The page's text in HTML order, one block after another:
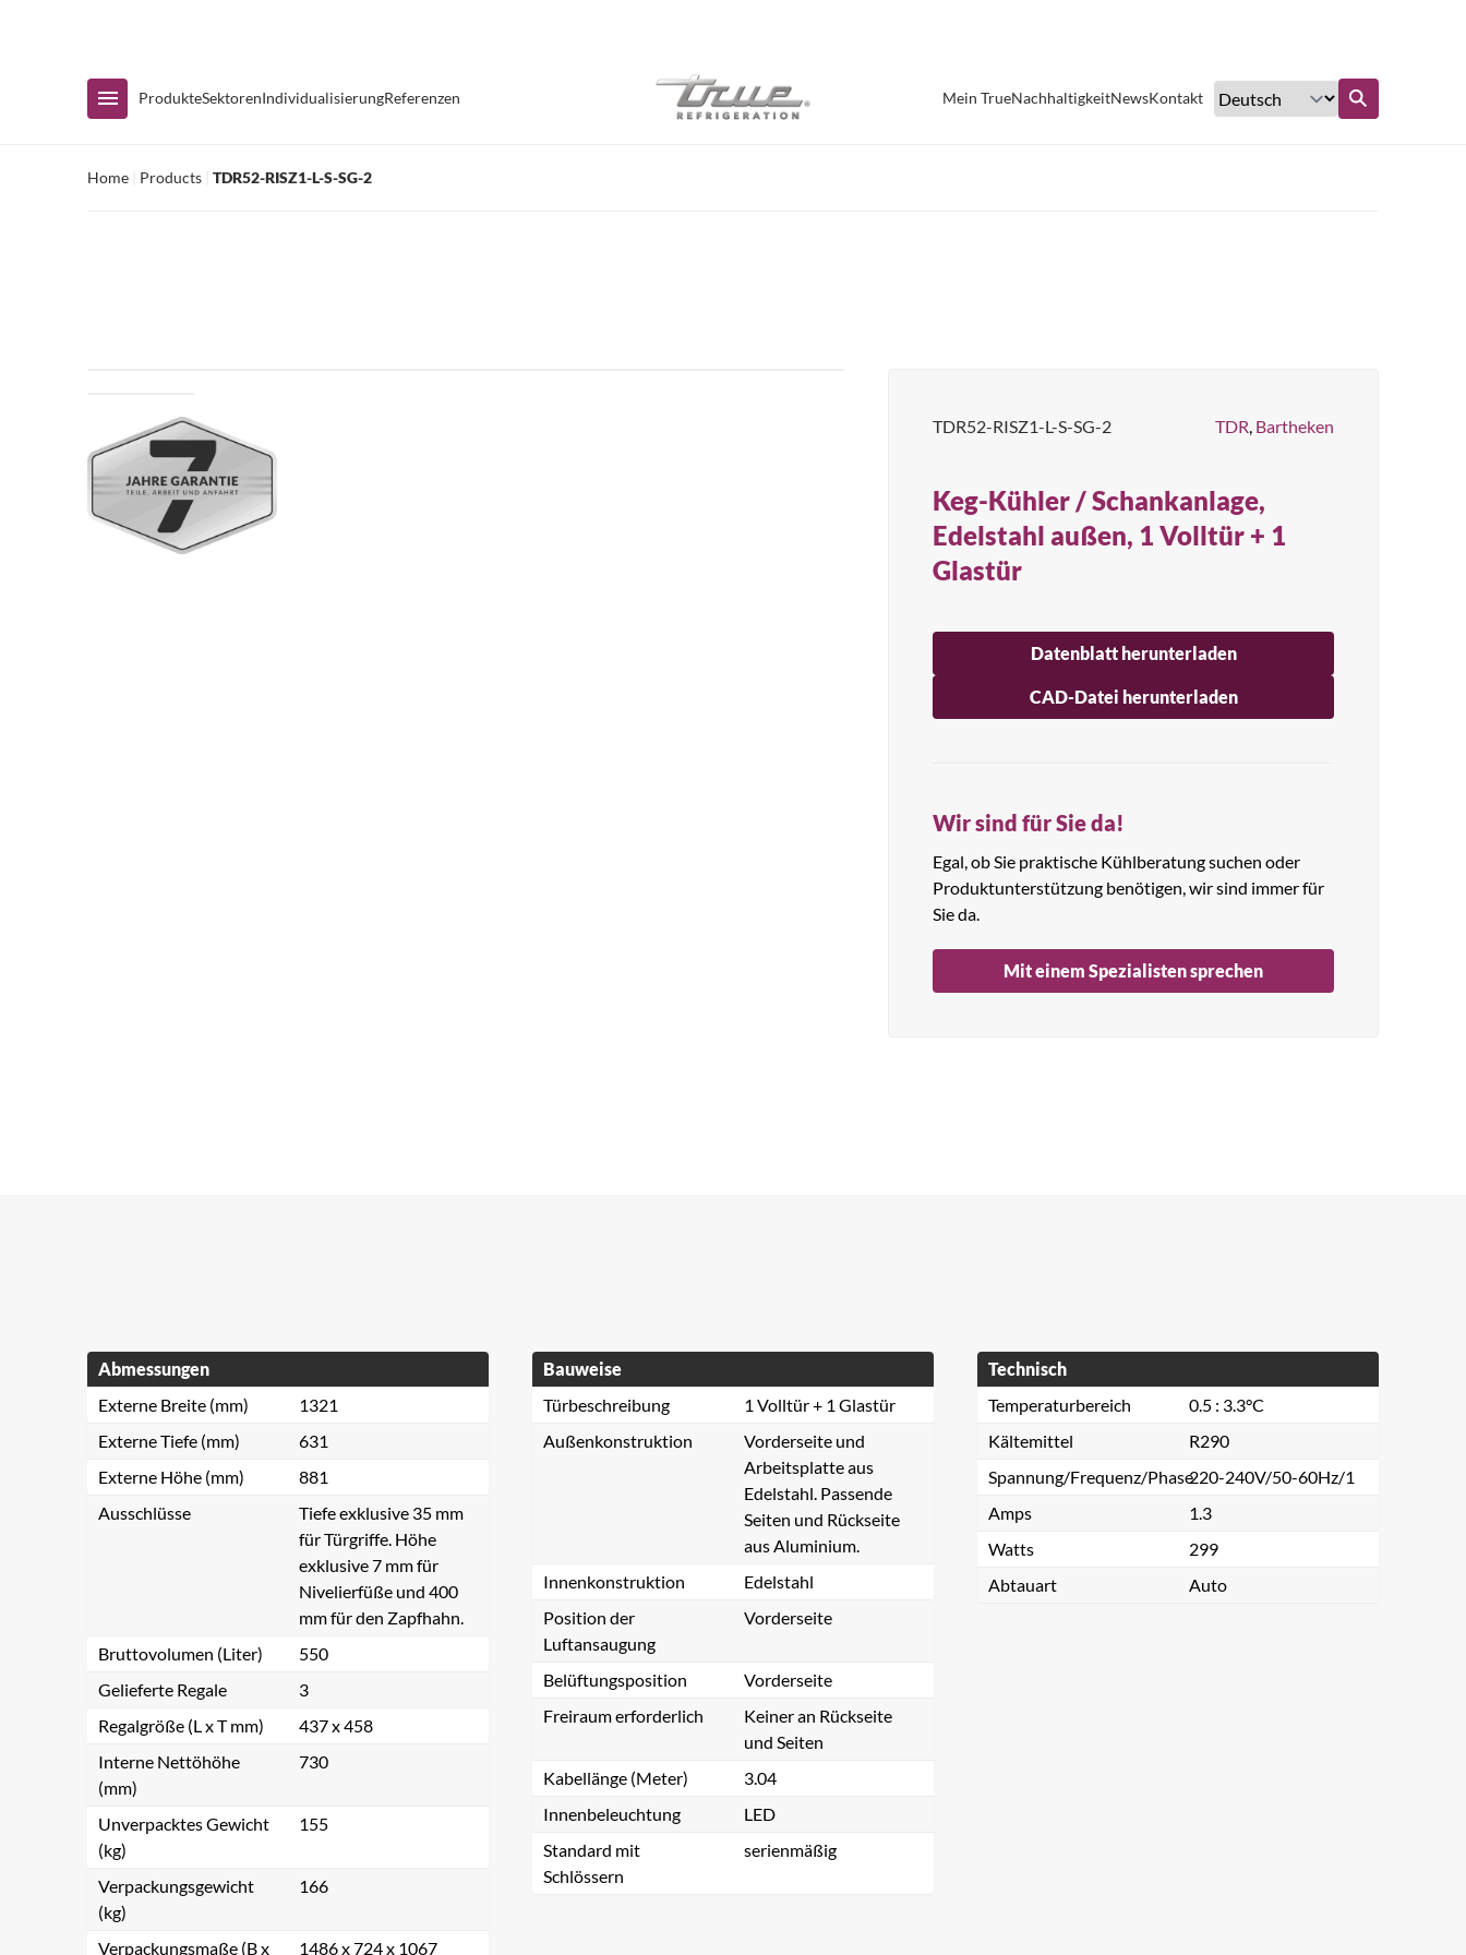
Produkte
Zubereitungstische
Standgeräte Gastronorm
SektorenIndividualisierungReferenzen Mein TrueNachhaltigkeitNewsKontakt
Home Products TDR52-RISZ1-L-S-SG-2
TDR52-RISZ1-L-S-SG-2 TDR, Bartheken
Keg-Kühler / Schankanlage,
Edelstahl außen, 1 Volltür + 1
Glastür
Datenblatt herunterladen
CAD-Datei herunterladen
Wir sind für Sie da!
Egal, ob Sie praktische Kühlberatung suchen oder
Produktunterstützung benötigen, wir sind immer für
Sie da.
Mit einem Spezialisten sprechen
Abmessungen
Externe Breite (mm)
1321
Externe Tiefe (mm)
631
Externe Höhe (mm)
881
Ausschlüsse
Tiefe exklusive 35 mm
für Türgriffe. Höhe
exklusive 7 mm für
Nivelierfüße und 400
mm für den Zapfhahn.
Bruttovolumen (Liter)
550
Gelieferte Regale
3
Regalgröße (L x T mm)
437 x 458
Interne Nettöhöhe
(mm)
730
Unverpacktes Gewicht
(kg)
155
Verpackungsgewicht
(kg)
166
Verpackungsmaße (B x
1486 x 724 x 1067
Bauweise
Türbeschreibung
1 Volltür + 1 Glastür
Außenkonstruktion
Vorderseite und
Arbeitsplatte aus
Edelstahl. Passende
Seiten und Rückseite
aus Aluminium.
Innenkonstruktion
Edelstahl
Position der
Luftansaugung
Vorderseite
Belüftungsposition
Vorderseite
Freiraum erforderlich
Keiner an Rückseite
und Seiten
Kabellänge (Meter)
3.04
Innenbeleuchtung
LED
Standard mit
Schlössern
serienmäßig
Technisch
Temperaturbereich
0.5 : 3.3°C
Kältemittel
R290
Spannung/Frequenz/Phase220-240V/50-60Hz/1
Amps
1.3
Watts
299
Abtauart
Auto